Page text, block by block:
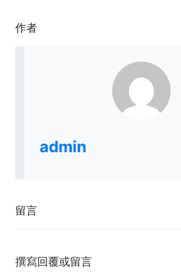
作者
admin
留言
撰寫回覆或留言